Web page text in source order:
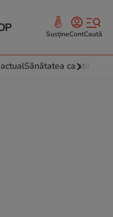
SusțineContCaută
Sănătatea ca stil de